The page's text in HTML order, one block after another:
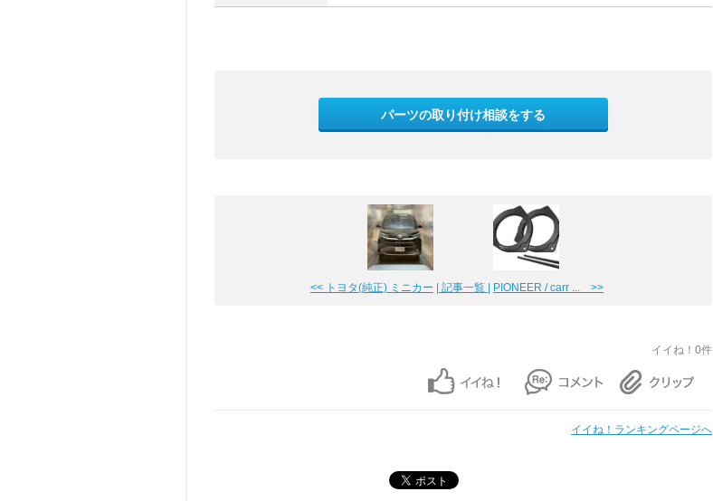
パーツの取り付け相談をする
<< トヨタ(純正) ミニカー | 記事一覧 | PIONEER / carr ... >>
イイね！0件
イイね！ランキングページへ